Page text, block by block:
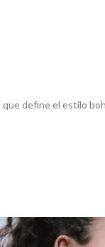
define el estilo